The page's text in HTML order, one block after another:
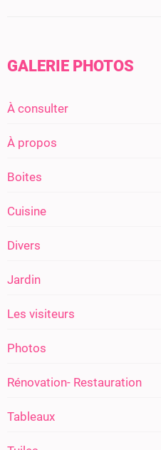
GALERIE PHOTOS
À consulter
À propos
Boites
Cuisine
Divers
Jardin
Les visiteurs
Photos
Rénovation- Restauration
Tableaux